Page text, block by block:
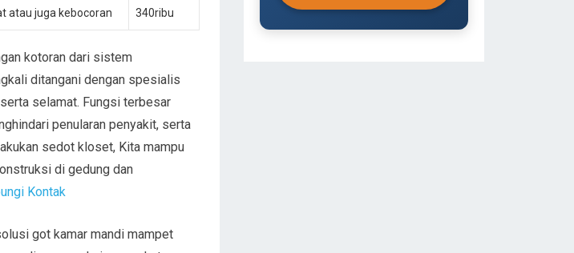
atau juga kebocoran 340ribu
kotoran dari sistem
ditangani dengan spesialis
selamat. Fungsi terbesar
penularan penyakit, serta
sedot kloset, Kita mampu
di gedung dan
Kontak
got kamar mandi mampet